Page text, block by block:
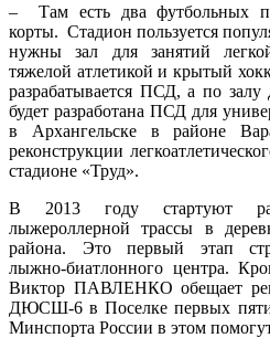
– Там есть два футбольных
корты. Стадион пользуется
нужны зал для занятий
тяжелой атлетикой и крытый
разрабатывается ПСД, а по
будет разработана ПСД для
в Архангельске в районе
реконструкции
стадионе «Труд».
В 2013 году стартуют
лыжероллерной трассы в
района. Это первый этап
лыжно-биатлонного центра.
Виктор ПАВЛЕНКО обещает
ДЮСШ-6 в Поселке первых
Минспорта России в этом